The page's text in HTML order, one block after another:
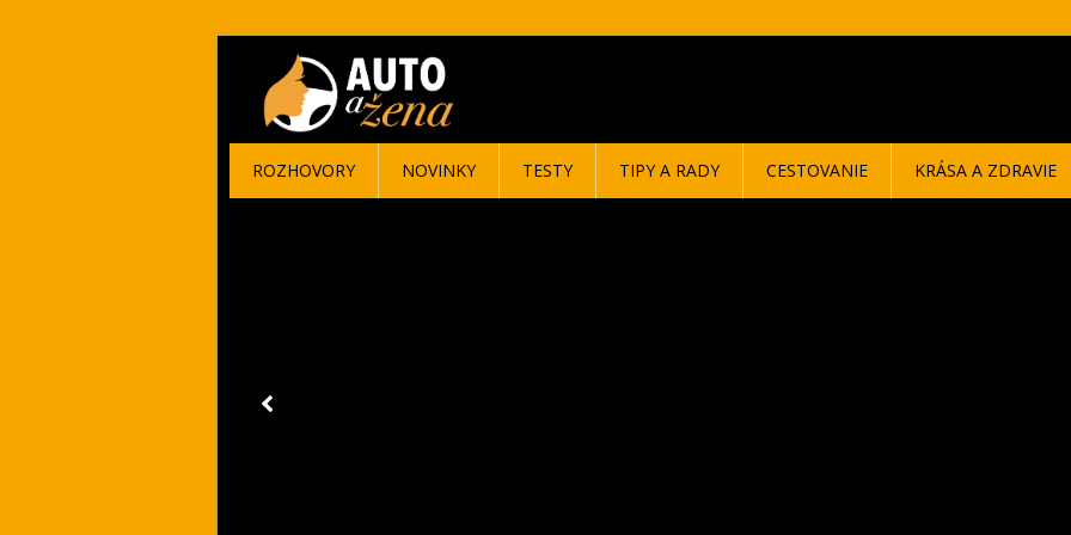
ROZHOVORY NOVINKY TESTY TIPY A RADY CESTOVANIE KRÁSA A ZDRAVIE